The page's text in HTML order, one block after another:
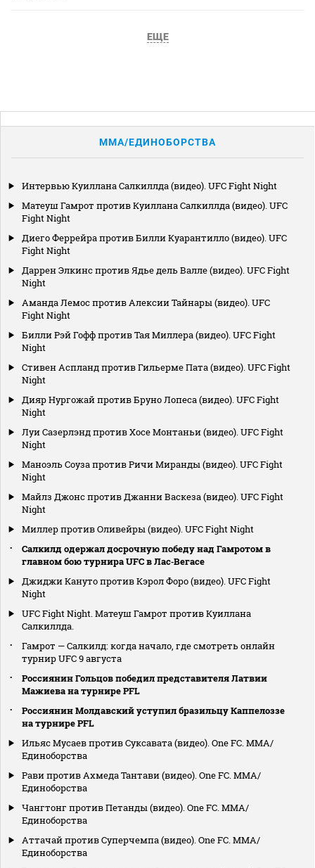
ЕЩЕ
MMA/ЕДИНОБОРСТВА
Интервью Куиллана Салкиллда (видео). UFC Fight Night
Матеуш Гамрот против Куиллана Салкиллда (видео). UFC
Fight Night
Диего Феррейра против Билли Куарантилло (видео). UFC
Fight Night
Даррен Элкинс против Ядье дель Валле (видео). UFC Fight
Night
Аманда Лемос против Алексии Тайнары (видео). UFC
Fight Night
Билли Рэй Гофф против Тая Миллера (видео). UFC Fight
Night
Стивен Аспланд против Гильерме Пата (видео). UFC Fight
Night
Дияр Нургожай против Бруно Лопеса (видео). UFC Fight
Night
Луи Сазерлэнд против Хосе Монтаньи (видео). UFC Fight
Night
Маноэль Соуза против Ричи Миранды (видео). UFC Fight
Night
Майлз Джонс против Джанни Васкеза (видео). UFC Fight
Night
Миллер против Оливейры (видео). UFC Fight Night
Салкилд одержал досрочную победу над Гамротом в
главном бою турнира UFC в Лас‑Вегасе
Джиджи Кануто против Кэрол Форо (видео). UFC Fight
Night
UFC Fight Night. Матеуш Гамрот против Куиллана
Салкиллда.
Гамрот — Салкилд: когда начало, где смотреть онлайн
турнир UFC 9 августа
Россиянин Гольцов победил представителя Латвии
Мажиева на турнире PFL
Россиянин Молдавский уступил бразильцу Каппелоззе
на турнире PFL
Ильяс Мусаев против Суксавата (видео). One FC. MMA/
Единоборства
Рави против Ахмеда Тантави (видео). One FC. MMA/
Единоборства
Чангтонг против Петанды (видео). One FC. MMA/
Единоборства
Аттачай против Суперчемпа (видео). One FC. MMA/
Единоборства